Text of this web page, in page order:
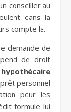
conseiller au
dans la
compte la.
demande de
de droit
personnel
pour les
formule lui